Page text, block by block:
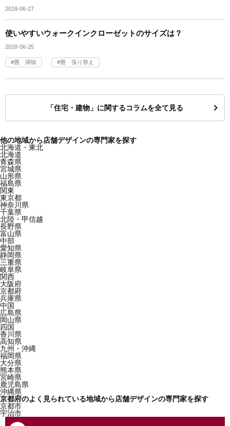
2018-06-27
使いやすいウォークインクローゼットのサイズは？
2018-06-25
畳 掃除 畳 張り替え
「住宅・建物」に関するコラムを全て見る
他の地域から店舗デザインの専門家を探す
北海道・東北
北海道
青森県
宮城県
山形県
福島県
関東
東京都
神奈川県
千葉県
北陸・甲信越
長野県
富山県
中部
愛知県
静岡県
三重県
岐阜県
関西
大阪府
京都府
兵庫県
中国
広島県
岡山県
四国
香川県
高知県
九州・沖縄
福岡県
大分県
熊本県
宮崎県
鹿児島県
沖縄県
京都府のよく見られている地域から店舗デザインの専門家を探す
京都市
宇治市